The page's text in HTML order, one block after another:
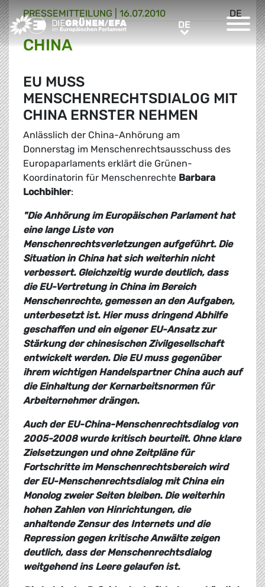
Greens/EFA Home DEDE
DE
PRESSE­MITTEILUNG 16.07.2010
CHINA
EU MUSS
MENSCHENRECHTSDIALOG MIT
CHINA ERNSTER NEHMEN
Anlässlich der China-Anhörung am
Donnerstag im Menschenrechtsausschuss des
Europaparlaments erklärt die Grünen-
Koordinatorin für Menschenrechte Barbara
Lochbihler:
"Die Anhörung im Europäischen Parlament hat
eine lange Liste von
Menschenrechtsverletzungen aufgeführt. Die
Situation in China hat sich weiterhin nicht
verbessert. Gleichzeitig wurde deutlich, dass
die EU-Vertretung in China im Bereich
Menschenrechte, gemessen an den Aufgaben,
unterbesetzt ist. Hier muss dringend Abhilfe
geschaffen und ein eigener EU-Ansatz zur
Stärkung der chinesischen Zivilgesellschaft
entwickelt werden. Die EU muss gegenüber
ihrem wichtigen Handelspartner China auch auf
die Einhaltung der Kernarbeitsnormen für
Arbeiternehmer drängen.
Auch der EU-China-Menschenrechtsdialog von
2005-2008 wurde kritisch beurteilt. Ohne klare
Zielsetzungen und ohne Zeitpläne für
Fortschritte im Menschenrechtsbereich wird
der EU-Menschenrechtsdialog mit China ein
Monolog zweier Seiten bleiben. Die weiterhin
hohen Zahlen von Hinrichtungen, die
anhaltende Zensur des Internets und die
Repression gegen kritische Anwälte zeigen
deutlich, dass der Menschenrechtsdialog
weitgehend ins Leere gelaufen ist.